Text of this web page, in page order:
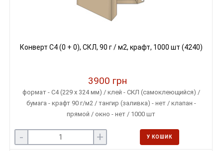
Конверт C4 (0 + 0), СКЛ, 90 г / м2, крафт, 1000 шт (4240)
3900 грн
формат - С4 (229 х 324 мм) / клей - СКЛ (самоклеющийся) /
бумага - крафт 90 г/м2 / тангир (заливка) - нет / клапан -
прямой / окно - нет / 1000 шт
- + У КОШИК